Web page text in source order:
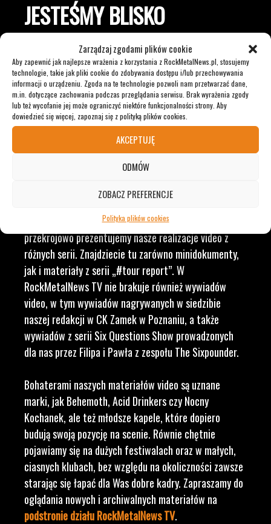
Zarządzaj zgodami plików cookie
Aby zapewnić jak najlepsze wrażenia z korzystania z RockMetalNews.pl, stosujemy
technologie, takie jak pliki cookie do zdobywania dostępu i/lub przechowywania
informacji o urządzeniu. Zgoda na te technologie pozwoli nam przetwarzać dane,
m.in. dotyczące zachowania podczas przeglądania serwisu. Brak wyrażenia zgody
lub też wycofanie jej może ograniczyć niektóre funkcjonalności strony. Aby
dowiedzieć się więcej, zapoznaj się z polityką plików cookies.
AKCEPTUJĘ
ODMÓW
ZOBACZ PREFERENCJE
Polityka plików cookies
JESTEŚMY BLISKO
ZESPOŁÓW, KONCERTÓW I
LUDZI ZWIĄZANYCH Z
MUZYKĄ, BY DOSTARCZAĆ
WAM NAJLEPSZE TREŚCI
RockMetalNews TV to ogólny dział, w którym
przekrojowo prezentujemy nasze realizacje video z
różnych serii. Znajdziecie tu zarówno minidokumenty,
jak i materiały z serii „#tour report”. W
RockMetalNews TV nie brakuje również wywiadów
video, w tym wywiadów nagrywanych w siedzibie
naszej redakcji w CK Zamek w Poznaniu, a także
wywiadów z serii Six Questions Show prowadzonych
dla nas przez Filipa i Pawła z zespołu The Sixpounder.
Bohaterami naszych materiałów video są uznane
marki, jak Behemoth, Acid Drinkers czy Nocny
Kochanek, ale też młodsze kapele, które dopiero
budują swoją pozycję na scenie. Równie chętnie
pojawiamy się na dużych festiwalach oraz w małych,
ciasnych klubach, bez względu na okoliczności zawsze
starając się łapać dla Was dobre kadry. Zapraszamy do
oglądania nowych i archiwalnych materiałów na
podstronie działu RockMetalNews TV.